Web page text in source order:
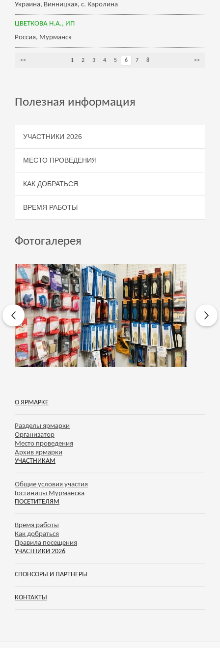
Украина, Винницкая, с. Каролина
ЦВЕТКОВА Н.А., ИП
Россия, Мурманск
<< 1 2 3 4 5 6 7 8 >>
Полезная информация
УЧАСТНИКИ 2026
МЕСТО ПРОВЕДЕНИЯ
КАК ДОБРАТЬСЯ
ВРЕМЯ РАБОТЫ
Фотогалерея
О ЯРМАРКЕ
Разделы ярмарки
Организатор
Место проведения
Архив ярмарки
УЧАСТНИКАМ
Общие условия участия
Гостиницы Мурманска
ПОСЕТИТЕЛЯМ
Время работы
Как добраться
Правила посещения
УЧАСТНИКИ 2026
СПОНСОРЫ И ПАРТНЕРЫ
КОНТАКТЫ